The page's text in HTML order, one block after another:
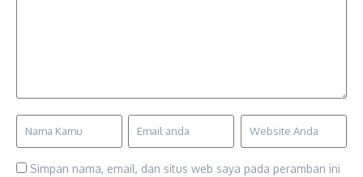
Simpan nama, email, dan situs web saya pada peramban ini